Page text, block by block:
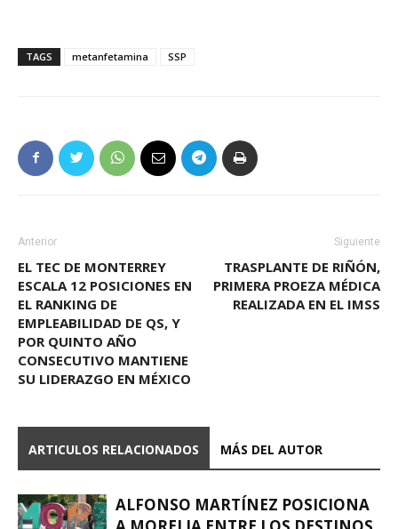
TAGS metanfetamina SSP
Anterior
EL TEC DE MONTERREY
ESCALA 12 POSICIONES EN
EL RANKING DE
EMPLEABILIDAD DE QS, Y
POR QUINTO AÑO
CONSECUTIVO MANTIENE
SU LIDERAZGO EN MÉXICO
Siguiente
TRASPLANTE DE RIÑÓN,
PRIMERA PROEZA MÉDICA
REALIZADA EN EL IMSS
ARTICULOS RELACIONADOS MÁS DEL AUTOR
ALFONSO MARTÍNEZ POSICIONA